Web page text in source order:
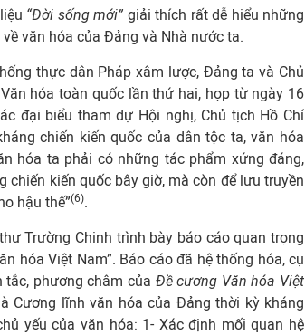
“Đời sống mới” giải thích rất dễ hiểu những
văn hóa của Đảng và Nhà nước ta.
thực dân Pháp xâm lược, Đảng ta và Chủ
hóa toàn quốc lần thứ hai, họp từ ngày 16
đại biểu tham dự Hội nghị, Chủ tịch Hồ Chí
chiến kiến quốc của dân tộc ta, văn hóa
hóa ta phải có những tác phẩm xứng đáng,
kiến quốc bây giờ, mà còn để lưu truyền
hậu thế”(6).
Trường Chinh trình bày báo cáo quan trọng
hóa Việt Nam”. Báo cáo đã hệ thống hóa, cụ
tắc, phương châm của Đề cương Văn hóa Việt
Cương lĩnh văn hóa của Đảng thời kỳ kháng
yếu của văn hóa: 1- Xác định mối quan hệ